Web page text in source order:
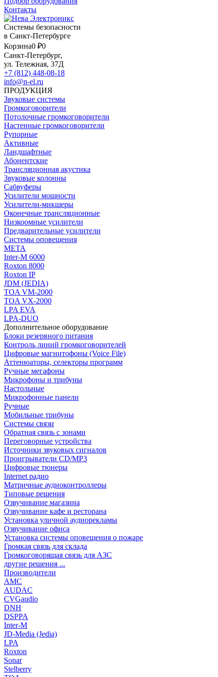
Контакты
Системы безопасности
в Санкт-Петербурге
Корзина0 ₽0
Санкт-Петербург,
ул. Тележная, 37Д
+7 (812) 448-08-18
info@n-el.ru
ПРОДУКЦИЯ
Звуковые системы
Громкоговорители
Потолочные громкоговорители
Настенные громкоговорители
Рупорные
Активные
Ландшафтные
Абонентские
Трансляционная акустика
Звуковые колонны
Сабвуферы
Усилители мощности
Усилители-микшеры
Оконечные трансляционные
Низкоомные усилители
Предварительные усилители
Системы оповещения
МЕТА
Inter-M 6000
Roxton 8000
Roxton IP
JDM (JEDIA)
TOA VM-2000
TOA VX-2000
LPA EVA
LPA-DUO
Дополнительное оборудование
Блоки резервного питания
Контроль линий громкоговорителей
Цифровые магнитофоны (Voice File)
Аттенюаторы, селекторы программ
Ручные мегафоны
Микрофоны и трибуны
Настольные
Микрофонные панели
Ручные
Мобильные трибуны
Системы связи
Обратная связь с зонами
Переговорные устройства
Источники звуковых сигналов
Проигрыватели CD/MP3
Цифровые тюнеры
Internet радио
Матричные аудиоконтроллеры
Типовые решения
Озвучивание магазина
Озвучивание кафе и ресторана
Установка уличной аудиорекламы
Озвучивание офиса
Установка системы оповещения о пожаре
Громкая связь для склада
Громкоговорящая связь для АЗС
другие решения ...
Производители
AMC
AUDAC
CVGaudio
DNH
DSPPA
Inter-M
JD-Media (Jedia)
LPA
Roxton
Sonar
Stelberry